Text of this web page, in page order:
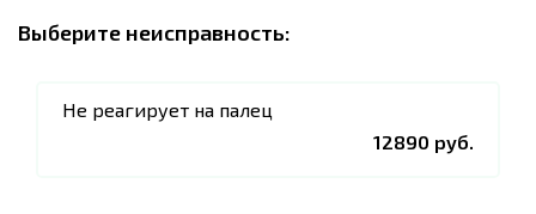
Выберите неисправность:
Не реагирует на палец
12890 руб.